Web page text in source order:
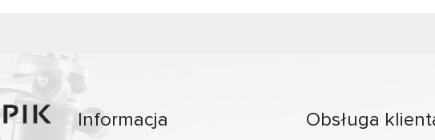
Informacja Obsługa